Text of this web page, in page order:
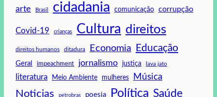
arte Brasil cidadania comunicação corrupção
Covid-19 crianças Cultura direitos
direitos humanos ditadura Economia Educação
Geral impeachment jornalismo justiça lava jato
literatura Meio Ambiente mulheres Música
Noticias petrobras poesia Política Saúde